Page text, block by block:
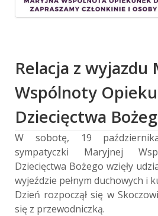
Relacja z wyjazdu
Wspólnoty
Dziecięctwa
W sobotę, 19
sympatyczki Maryjnej
Dziecięctwa Bożego wzięły
wyjeździe pełnym duchowych i
Dzień rozpoczął się w
się z przewodniczką.